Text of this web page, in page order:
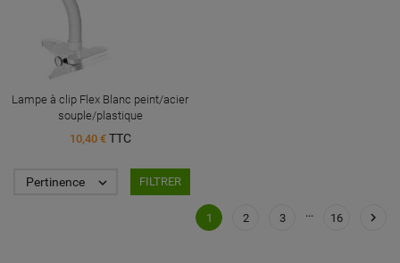
Lampe à clip Flex Blanc peint/acier
souple/plastique
10,40 € TTC
Pertinence  FILTRER
1 2 3 … 16 